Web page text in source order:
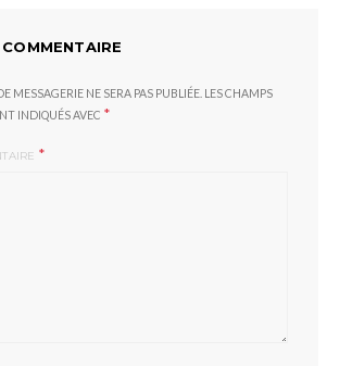
MESSAGERIE NE SERA PAS PUBLIÉE. LES CHAMPS
INDIQUÉS AVEC *
*